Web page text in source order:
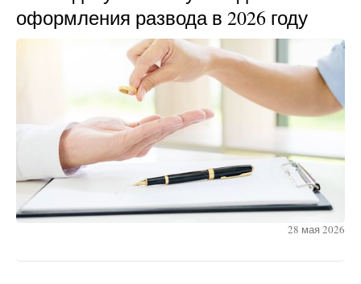
оформления развода в 2026 году
28 мая 2026